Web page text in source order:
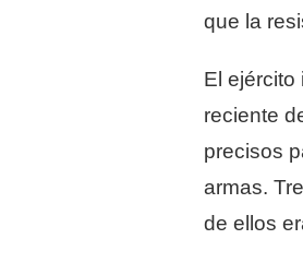
que la
El
reciente
precisos
armas.
de ellos